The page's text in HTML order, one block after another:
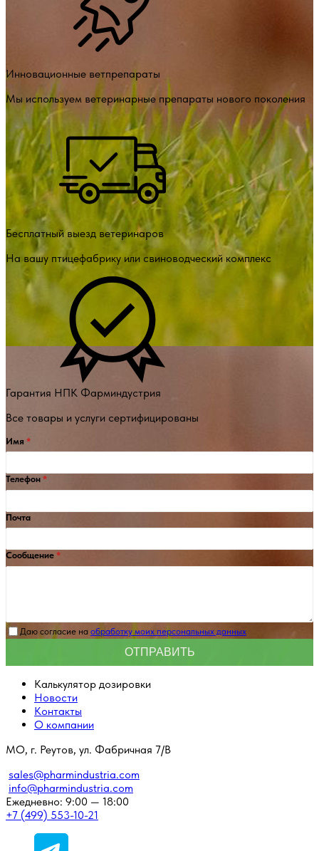
Инновационные ветпрепараты
Мы используем ветеринарные препараты нового поколения
Бесплатный выезд ветеринаров
На вашу птицефабрику или свиноводческий комплекс
Гарантия НПК Фарминдустрия
Все товары и услуги сертифицированы
Имя
Телефон
Почта
Сообщение
Даю согласие на обработку моих персональных данных
Калькулятор дозировки
Новости
Контакты
О компании
МО, г. Реутов, ул. Фабричная 7/В
sales@pharmindustria.com
info@pharmindustria.com
Ежедневно: 9:00 — 18:00
+7 (499) 553-10-21